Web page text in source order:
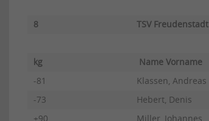
8 TSV Freudenstadt
kg Name Vorname
-81
Klassen, Andreas
-73
Hebert, Denis
+90
Miller, Johannes